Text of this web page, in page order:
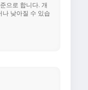
으로 합니다. 개
낮아질 수 있습